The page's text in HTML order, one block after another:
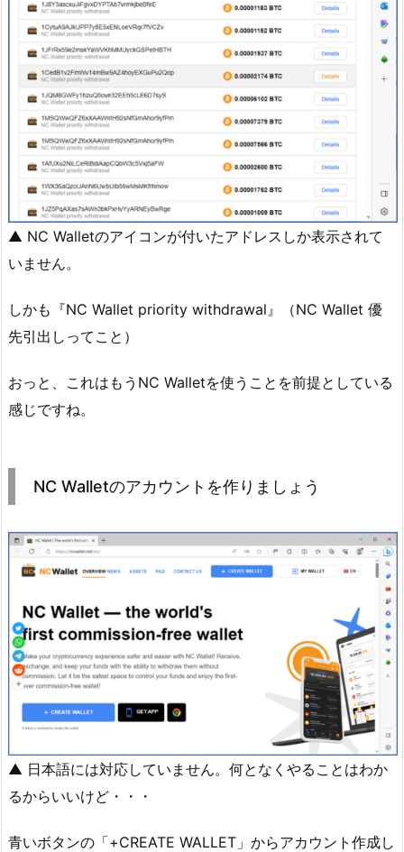
▲ NC Walletのアイコンが付いたアドレスしか表示されて
いません。
しかも『NC Wallet priority withdrawal』（NC Wallet 優
先引出しってこと）
おっと、これはもうNC Walletを使うことを前提としている
感じですね。
NC Walletのアカウントを作りましょう
▲ 日本語には対応していません。何となくやることはわか
るからいいけど・・・
青いボタンの「+CREATE WALLET」からアカウント作成し